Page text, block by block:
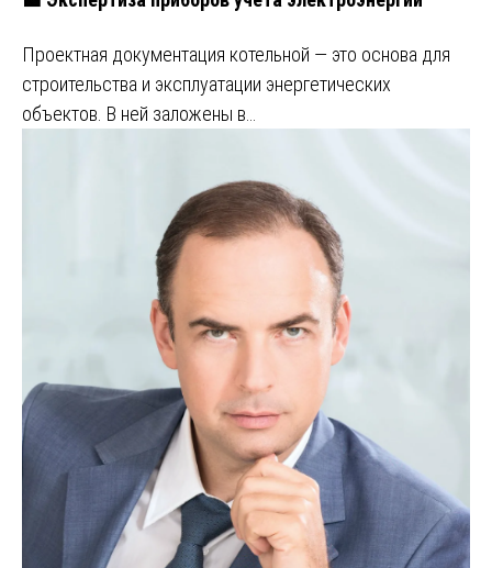
Проектная документация котельной — это основа для
строительства и эксплуатации энергетических
объектов. В ней заложены в…